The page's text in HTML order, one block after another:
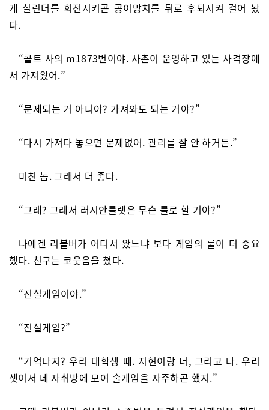
게 실린더를 회전시키곤 공이망치를 뒤로 후퇴시켜 걸어 놨
다.
“콜트 사의 m1873번이야. 사촌이 운영하고 있는 사격장에
서 가져왔어.”
“문제되는 거 아니야? 가져와도 되는 거야?”
“다시 가져다 놓으면 문제없어. 관리를 잘 안 하거든.”
미친 놈. 그래서 더 좋다.
“그래? 그래서 러시안룰렛은 무슨 룰로 할 거야?”
나에겐 리볼버가 어디서 왔느냐 보다 게임의 룰이 더 중요
했다. 친구는 코웃음을 쳤다.
“진실게임이야.”
“진실게임?”
“기억나지? 우리 대학생 때. 지현이랑 너, 그리고 나. 우리
셋이서 네 자취방에 모여 술게임을 자주하곤 했지.”